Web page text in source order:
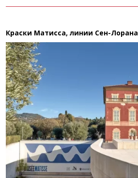
Краски Матисса, линии Сен-Лорана